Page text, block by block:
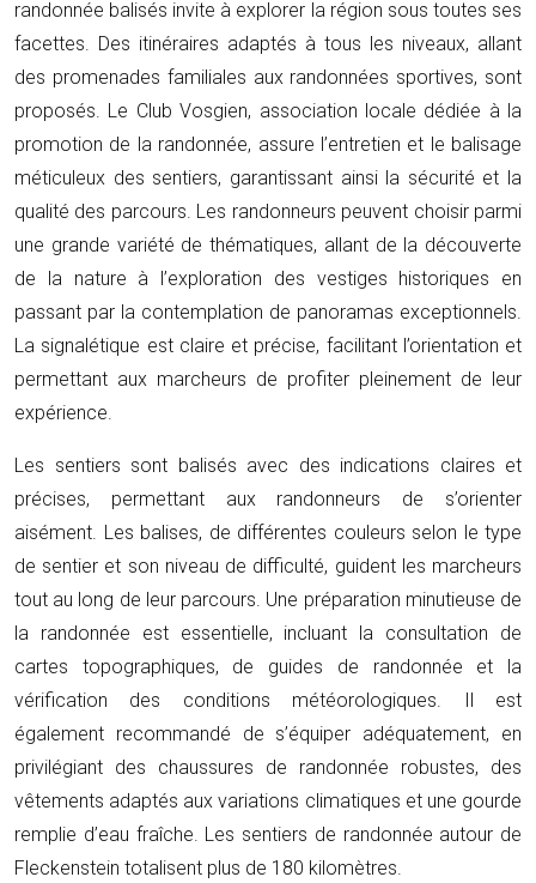
randonnée balisés invite à explorer la région sous toutes ses
facettes. Des itinéraires adaptés à tous les niveaux, allant
des promenades familiales aux randonnées sportives, sont
proposés. Le Club Vosgien, association locale dédiée à la
promotion de la randonnée, assure l’entretien et le balisage
méticuleux des sentiers, garantissant ainsi la sécurité et la
qualité des parcours. Les randonneurs peuvent choisir parmi
une grande variété de thématiques, allant de la découverte
de la nature à l’exploration des vestiges historiques en
passant par la contemplation de panoramas exceptionnels.
La signalétique est claire et précise, facilitant l’orientation et
permettant aux marcheurs de profiter pleinement de leur
expérience.
Les sentiers sont balisés avec des indications claires et
précises, permettant aux randonneurs de s’orienter
aisément. Les balises, de différentes couleurs selon le type
de sentier et son niveau de difficulté, guident les marcheurs
tout au long de leur parcours. Une préparation minutieuse de
la randonnée est essentielle, incluant la consultation de
cartes topographiques, de guides de randonnée et la
vérification des conditions météorologiques. Il est
également recommandé de s’équiper adéquatement, en
privilégiant des chaussures de randonnée robustes, des
vêtements adaptés aux variations climatiques et une gourde
remplie d’eau fraîche. Les sentiers de randonnée autour de
Fleckenstein totalisent plus de 180 kilomètres.